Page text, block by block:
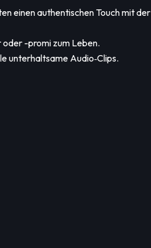
einen authentischen Touch mit der
oder -promi zum Leben.
unterhaltsame Audio‑Clips.